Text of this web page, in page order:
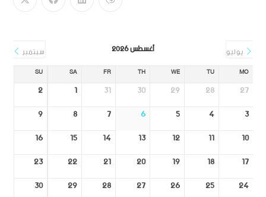
يوليو أغسطس 2026 سبتمبر
MO
TU
WE
TH
FR
SA
SU
27
28
29
30
31
1
2
3
4
5
6
7
8
9
10
11
12
13
14
15
16
17
18
19
20
21
22
23
24
25
26
27
28
29
30